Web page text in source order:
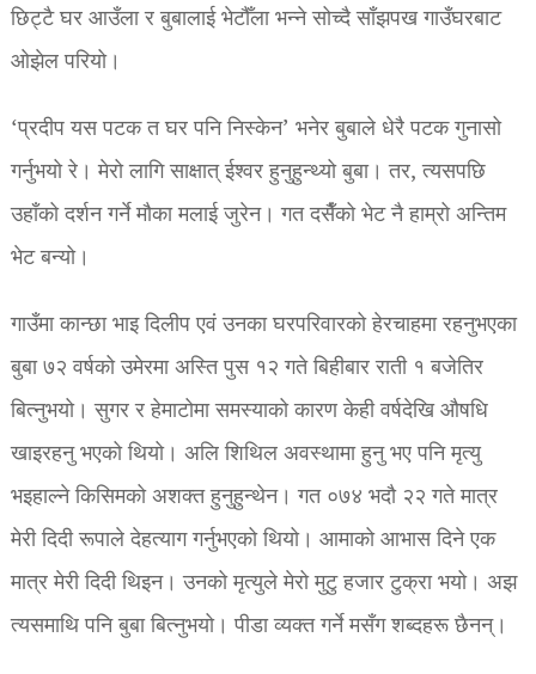
छिट्टै घर आउँला र बुबालाई भेटौँला भन्ने सोच्दै साँझपख गाउँघरबाट
ओझेल परियो।
‘प्रदीप यस पटक त घर पनि निस्केन’ भनेर बुबाले धेरै पटक गुनासो
गर्नुभयो रे। मेरो लागि साक्षात् ईश्वर हुनुहुन्थ्यो बुबा। तर, त्यसपछि
उहाँको दर्शन गर्ने मौका मलाई जुरेन। गत दसैँको भेट नै हाम्रो अन्तिम
भेट बन्यो।
गाउँमा कान्छा भाइ दिलीप एवं उनका घरपरिवारको हेरचाहमा रहनुभएका
बुबा ७२ वर्षको उमेरमा अस्ति पुस १२ गते बिहीबार राती १ बजेतिर
बित्नुभयो। सुगर र हेमाटोमा समस्याको कारण केही वर्षदेखि औषधि
खाइरहनु भएको थियो। अलि शिथिल अवस्थामा हुनु भए पनि मृत्यु
भइहाल्ने किसिमको अशक्त हुनुहुन्थेन। गत ०७४ भदौ २२ गते मात्र
मेरी दिदी रूपाले देहत्याग गर्नुभएको थियो। आमाको आभास दिने एक
मात्र मेरी दिदी थिइन। उनको मृत्युले मेरो मुटु हजार टुक्रा भयो। अझ
त्यसमाथि पनि बुबा बित्नुभयो। पीडा व्यक्त गर्ने मसँग शब्दहरू छैनन्।